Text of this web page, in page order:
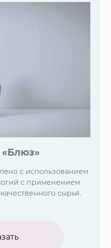
с использованием
с применением
сырья.